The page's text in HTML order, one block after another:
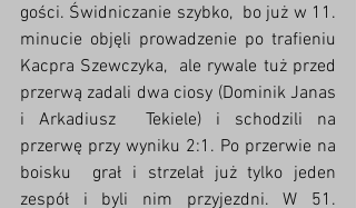
gości. Świdniczanie szybko,  bo już w 11.
minucie objęli prowadzenie po trafieniu
Kacpra Szewczyka,  ale rywale tuż przed
przerwą zadali dwa ciosy (Dominik Janas
i Arkadiusz  Tekiele) i schodzili na
przerwę przy wyniku 2:1. Po przerwie na
boisku  grał i strzelał już tylko jeden
zespół i byli nim przyjezdni. W 51.